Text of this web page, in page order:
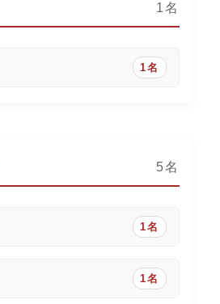
1名
1名
5名
1名
1名